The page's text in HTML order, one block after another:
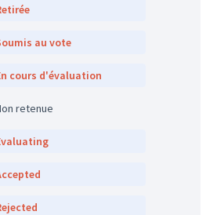
Retirée
Soumis au vote
En cours d'évaluation
Non retenue
Evaluating
Accepted
Rejected